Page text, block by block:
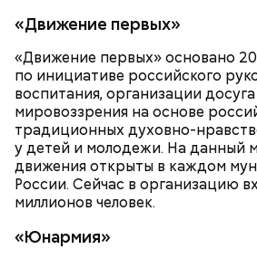
«Движение первых»
«Движение первых» основано
по инициативе российского
воспитания, организации
мировоззрения на основе
традиционных духовно-
у детей и молодежи. На данный
движения открыты в каждом
России. Сейчас в организацию
миллионов человек.
«Юнармия»